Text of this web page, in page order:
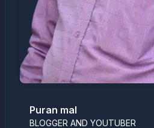
Puran mal
BLOGGER AND YOUTUBER